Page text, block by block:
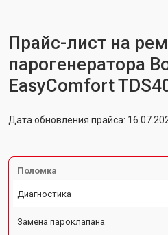
Прайс-лист на
парогенератора
EasyComfort
Дата обновления прайса:
Поломка
Диагностика
Замена пароклапана